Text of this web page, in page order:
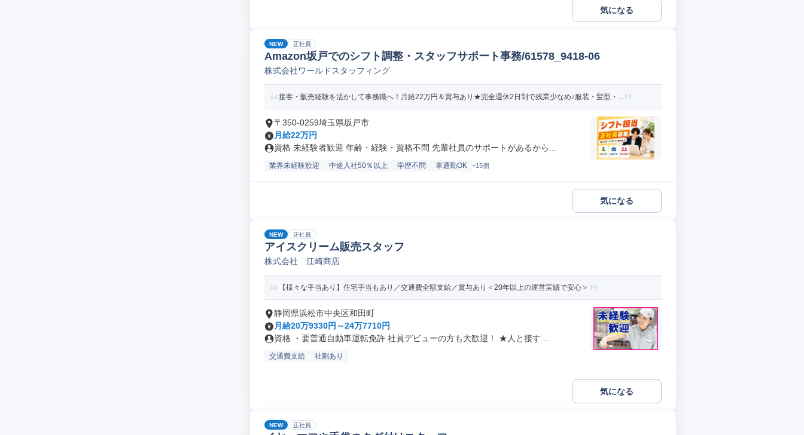
気になる
NEW 正社員
Amazon坂戸でのシフト調整・スタッフサポート事務/61578_9418-06
株式会社ワールドスタッフィング
接客・販売経験を活かして事務職へ！月給22万円＆賞与あり★完全週休2日制で残業少なめ♪服装・髪型・...
〒350-0259埼玉県坂戸市
月給22万円
資格 未経験者歓迎 年齢・経験・資格不問 先輩社員のサポートがあるから...
業界未経験歓迎 中途入社50％以上 学歴不問 車通勤OK +15個
気になる
NEW 正社員
アイスクリーム販売スタッフ
株式会社 江崎商店
【様々な手当あり】住宅手当もあり／交通費全額支給／賞与あり＜20年以上の運営実績で安心＞
静岡県浜松市中央区和田町
月給20万9330円～24万7710円
資格 ・要普通自動車運転免許 社員デビューの方も大歓迎！ ★人と接す...
交通費支給 社割あり
気になる
NEW 正社員